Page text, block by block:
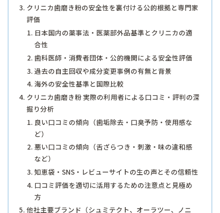
クリニカ歯磨き粉の安全性を裏付ける公的根拠と専門家
評価
日本国内の薬事法・医薬部外品基準とクリニカの適
合性
歯科医師・消費者団体・公的機関による安全性評価
過去の自主回収や成分変更事例の有無と背景
海外の安全性基準と国際比較
クリニカ歯磨き粉 実際の利用者による口コミ・評判の深
掘り分析
良い口コミの傾向（歯垢除去・口臭予防・使用感な
ど）
悪い口コミの傾向（舌ざらつき・刺激・味の違和感
など）
知恵袋・SNS・レビューサイトの生の声とその信頼性
口コミ評価を適切に活用するための注意点と見極め
方
他社主要ブランド（シュミテクト、オーラツー、ノニ